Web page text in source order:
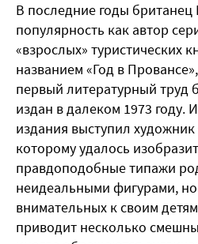
В последние годы
популярность как автор
«взрослых» туристических
названием «Год в
первый литературный труд
издан в далеком 1973 году.
издания выступил
которому удалось
правдоподобные типажи
неидеальными фигурами,
внимательных к своим
приводит несколько